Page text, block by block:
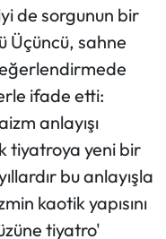
de sorgunun bir
Üçüncü, sahne
ifade etti:
anlayışı
tiyatroya yeni bir
bu anlayışla
kaotik yapısını
tiyatro'